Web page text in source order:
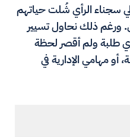
سجناء الرأي شُلت حياتهم
ورغم ذلك نحاول تسيير
طلبة ولم أقصر لحظة
أو مهامي الإدارية في